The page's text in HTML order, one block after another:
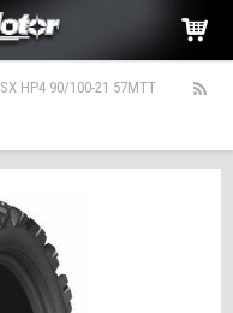
SX HP4 90/100-21 57MTT